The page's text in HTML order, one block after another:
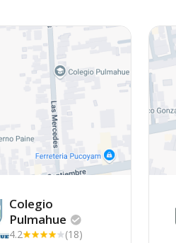
Colegio
Pulmahue
4.2
(18)